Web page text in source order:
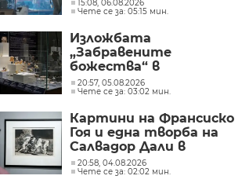
15:08, 06.08.2026
Чете се за: 05:15 мин.
Изложбата
„Забравените
божества“ в
Националния
археологически
БАН
20:57, 05.08.2026
Чете се за: 03:02 мин.
Картини на Франсиско
Гоя и една творба на
Салвадор Дали в
„Квадрат 500“
(СНИМКИ)
20:58, 04.08.2026
Чете се за: 02:02 мин.